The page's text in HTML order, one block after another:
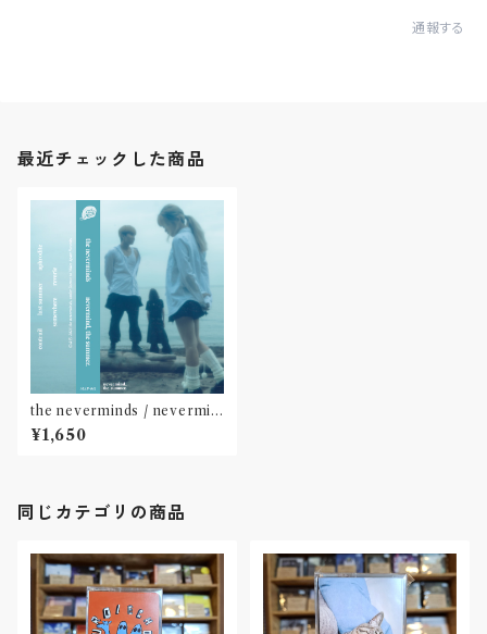
通報する
最近チェックした商品
the neverminds / nevermin
d, the summer.(cassette)
¥1,650
同じカテゴリの商品